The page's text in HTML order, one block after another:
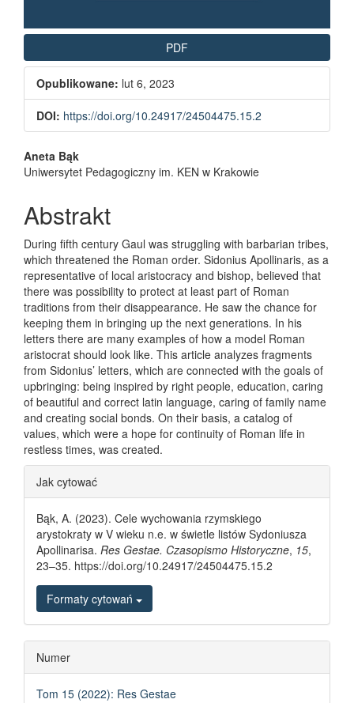
PDF
Opublikowane: lut 6, 2023
DOI: https://doi.org/10.24917/24504475.15.2
Main Article Content
Aneta Bąk
Uniwersytet Pedagogiczny im. KEN w Krakowie
Abstrakt
During fifth century Gaul was struggling with barbarian tribes,
which threatened the Roman order. Sidonius Apollinaris, as a
representative of local aristocracy and bishop, believed that
there was possibility to protect at least part of Roman
traditions from their disappearance. He saw the chance for
keeping them in bringing up the next generations. In his
letters there are many examples of how a model Roman
aristocrat should look like. This article analyzes fragments
from Sidonius’ letters, which are connected with the goals of
upbringing: being inspired by right people, education, caring
of beautiful and correct latin language, caring of family name
and creating social bonds. On their basis, a catalog of
values, which were a hope for continuity of Roman life in
restless times, was created.
Article Details
Jak cytować
Bąk, A. (2023). Cele wychowania rzymskiego
arystokraty w V wieku n.e. w świetle listów Sydoniusza
Apollinarisa. Res Gestae. Czasopismo Historyczne, 15,
23–35. https://doi.org/10.24917/24504475.15.2
Formaty cytowań
Numer
Tom 15 (2022): Res Gestae